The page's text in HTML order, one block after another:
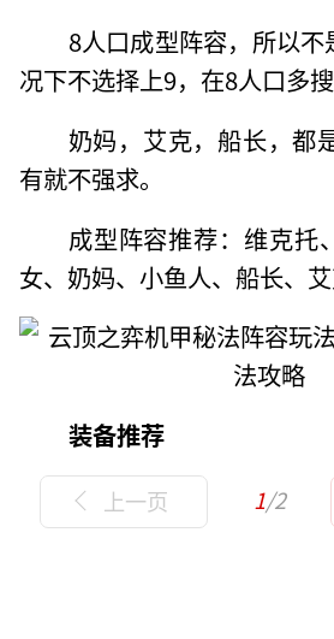
8人口成型阵容，所以
况下不选择上9，在8人口多搜
奶妈，艾克，船长，都
有就不强求。
成型阵容推荐：维克托
女、奶妈、小鱼人、船长、艾
装备推荐
上一页 1/2